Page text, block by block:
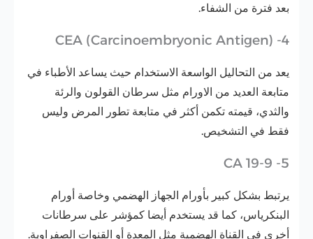
بعد فترة من الشفاء.
4- CEA (Carcinoembryonic Antigen)
يعد من التحاليل الواسعة الاستخدام حيث يساعد الأطباء في
متابعة العديد من الاورام مثل سرطان القولون والرئة
والثدي، قيمته تكمن أكثر في متابعة تطور المرض وليس
فقط في التشخيص.
5- CA 19-9
يرتبط بشكل كبير بأورام الجهاز الهضمي وخاصة أورام
البنكرياس، كما قد يستخدم أيضا كمؤشر على سرطانات
أخرى في القناة الهضمية مثل المعدة أو القنوات الصفراوية.